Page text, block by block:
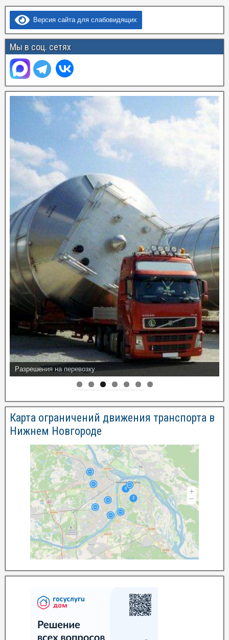
Версия сайта для слабовидящих
Мы в соц. сетях
Разрешения на перевозку
Карта ограничений движения транспорта в
Нижнем Новгороде